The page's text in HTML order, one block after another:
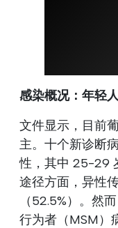
感染概况：年轻
文件显示，目前
主。十个新诊断
性，其中 25-29
途径方面，异性
（52.5%）。然
行为者（MSM）